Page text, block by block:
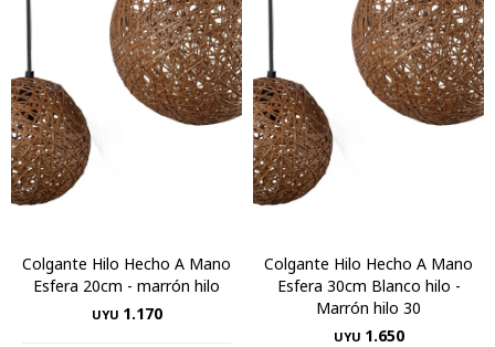
Colgante Hilo Hecho A Mano
Esfera 20cm - marrón hilo
UYU 1.170
Colgante Hilo Hecho A Mano
Esfera 30cm Blanco hilo -
Marrón hilo 30
UYU 1.650